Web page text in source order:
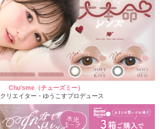
Chu'sme（チューズミー）
リエイター・ゆうこすプロデュース